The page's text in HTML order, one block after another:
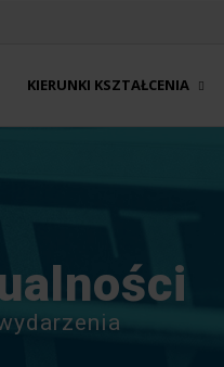
KIERUNKI KSZTAŁCENIA